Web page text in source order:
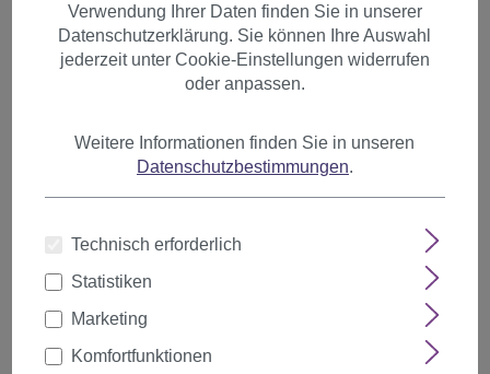
1 Clip-In Extension Strähne
glatt 45 cm Schwarz
Tiefschwarz YZF-P1S18-1
Farbeauswählen
Verwendung Ihrer Daten finden Sie in unserer
Datenschutzerklärung. Sie können Ihre Auswahl
jederzeit unter Cookie-Einstellungen widerrufen
oder anpassen.
Weitere Informationen finden Sie in unseren
Datenschutzbestimmungen.
Technisch erforderlich
Statistiken
Marketing
Komfortfunktionen